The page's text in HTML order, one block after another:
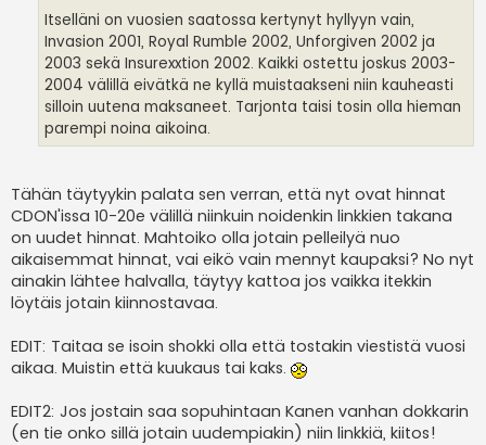
Itselläni on vuosien saatossa kertynyt hyllyyn vain,
Invasion 2001, Royal Rumble 2002, Unforgiven 2002 ja
2003 sekä Insurexxtion 2002. Kaikki ostettu joskus 2003-
2004 välillä eivätkä ne kyllä muistaakseni niin kauheasti
silloin uutena maksaneet. Tarjonta taisi tosin olla hieman
parempi noina aikoina.
Tähän täytyykin palata sen verran, että nyt ovat hinnat
CDON'issa 10-20e välillä niinkuin noidenkin linkkien takana
on uudet hinnat. Mahtoiko olla jotain pelleilyä nuo
aikaisemmat hinnat, vai eikö vain mennyt kaupaksi? No nyt
ainakin lähtee halvalla, täytyy kattoa jos vaikka itekkin
löytäis jotain kiinnostavaa.
EDIT: Taitaa se isoin shokki olla että tostakin viestistä vuosi
aikaa. Muistin että kuukaus tai kaks.
EDIT2: Jos jostain saa sopuhintaan Kanen vanhan dokkarin
(en tie onko sillä jotain uudempiakin) niin linkkiä, kiitos!